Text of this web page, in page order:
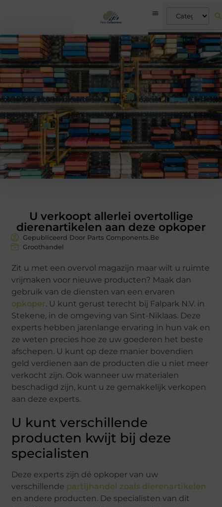
U verkoopt allerlei overtollige
dierenartikelen aan deze opkoper
Gepubliceerd Door Parts Components.Be
Groothandel
Zit u met een overvol magazijn maar wilt u ruimte
vrijmaken voor nieuwe producten? Maak dan
gebruik van de diensten van een ervaren
opkoper. U kunt gerust terecht bij Falpark N.V. in
Stekene, in de omgeving van Sint-Niklaas. Deze
experts hebben jarenlange ervaring in hun vak en
ze weten precies hoe ze uw goederen het beste
afschepen. U kunt op deze manier bovendien
geld verdienen aan de producten die u niet meer
verkocht zijn. Ook wanneer uw materialen
beschadigd zijn, kunt u ze gemakkelijk verkopen
aan deze experts.
U kunt verschillende
producten kwijt bij deze
specialisten
Deze experts zijn dé opkoper van uw
verschillende partijhandel zoals dierenartikelen
en andere producten. De specialisten van dit